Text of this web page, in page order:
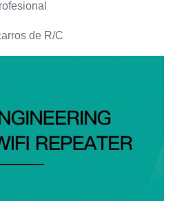
de R/C